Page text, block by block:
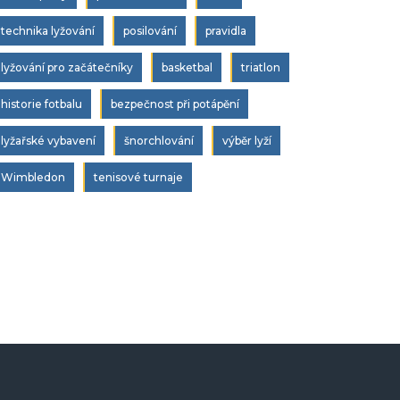
technika lyžování posilování pravidla
lyžování pro začátečníky basketbal triatlon
historie fotbalu bezpečnost při potápění
lyžařské vybavení šnorchlování výběr lyží
Wimbledon tenisové turnaje